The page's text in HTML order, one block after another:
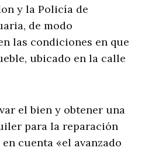
y la Policía de
de modo
las condiciones en que
ubicado en la calle
el bien y obtener una
para la reparación
cuenta «el avanzado